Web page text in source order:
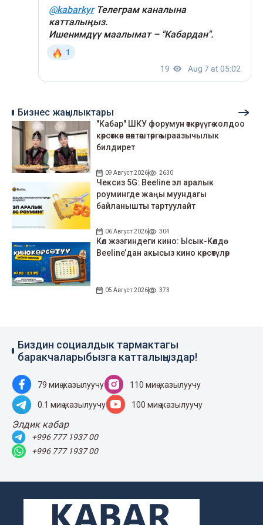
Бизнес жаңылыктары
"Кабар" ШКУ форумун өткөрүүгө колдоо
көрсөткөн өнөктөштөргө ыраазычылык
билдирет
09 Август 2026 2630
Чексиз 5G: Beeline эл аралык
роумингде жаңы муундагы
байланышты тартуулайт
06 Август 2026 304
Көл жээгиндеги кино: Ысык-Көлдө
Beeline’дан акысыз кино көрсөтүлөр
05 Август 2026 373
Биздин социалдык тармактагы
баракчаларыбызга катталыңыздар!
79 миң жазылуучу 110 миң жазылуучу
0.1 миң жазылуучу 100 миң жазылуучу
Элдик кабар
+996 777 1937 00
+996 777 1937 00